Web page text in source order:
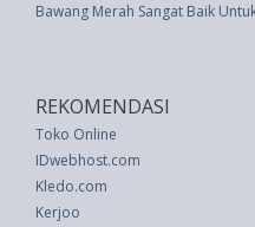
Bawang Merah Sangat Baik
REKOMENDASI
Toko Online
IDwebhost.com
Kledo.com
Kerjoo